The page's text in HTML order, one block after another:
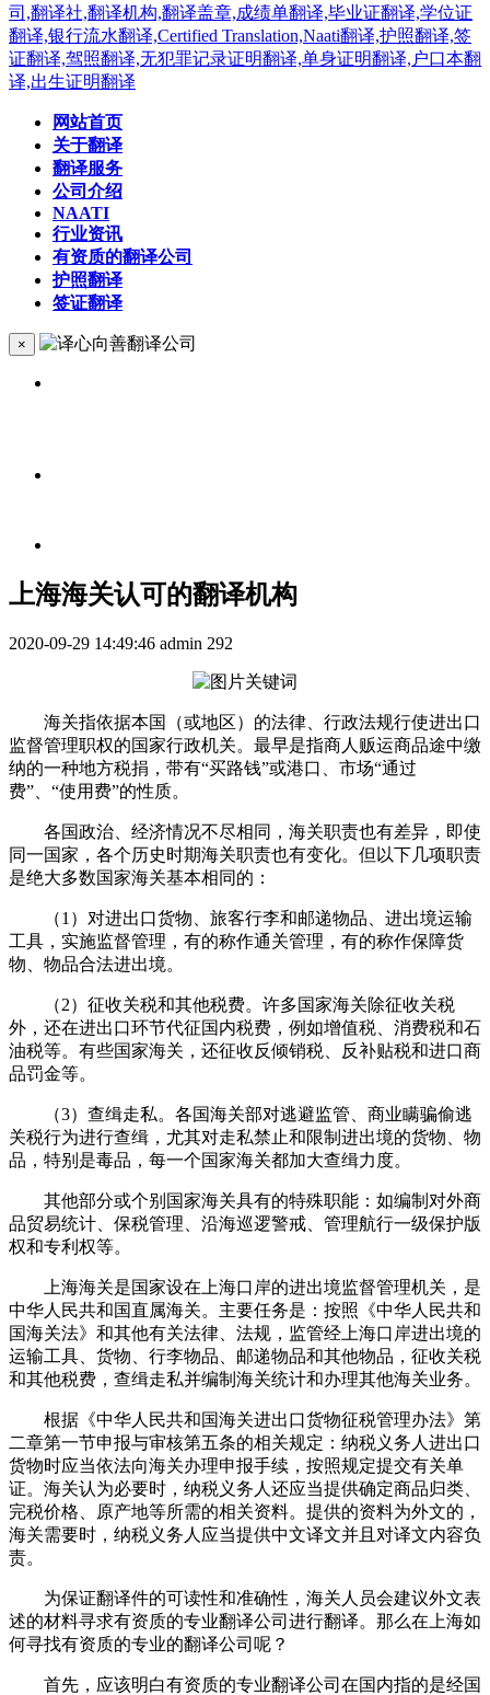
网站首页
关于翻译
翻译服务
公司介绍
NAATI
行业资讯
有资质的翻译公司
护照翻译
签证翻译
×
上海海关认可的翻译机构
2020-09-29 14:49:46 admin 292
海关指依据本国（或地区）的法律、行政法规行使进出口
监督管理职权的国家行政机关。最早是指商人贩运商品途中缴
纳的一种地方税捐，带有“买路钱”或港口、市场“通过
费”、“使用费”的性质。
各国政治、经济情况不尽相同，海关职责也有差异，即使
同一国家，各个历史时期海关职责也有变化。但以下几项职责
是绝大多数国家海关基本相同的：
（1）对进出口货物、旅客行李和邮递物品、进出境运输
工具，实施监督管理，有的称作通关管理，有的称作保障货
物、物品合法进出境。
（2）征收关税和其他税费。许多国家海关除征收关税
外，还在进出口环节代征国内税费，例如增值税、消费税和石
油税等。有些国家海关，还征收反倾销税、反补贴税和进口商
品罚金等。
（3）查缉走私。各国海关部对逃避监管、商业瞒骗偷逃
关税行为进行查缉，尤其对走私禁止和限制进出境的货物、物
品，特别是毒品，每一个国家海关都加大查缉力度。
其他部分或个别国家海关具有的特殊职能：如编制对外商
品贸易统计、保税管理、沿海巡逻警戒、管理航行一级保护版
权和专利权等。
上海海关是国家设在上海口岸的进出境监督管理机关，是
中华人民共和国直属海关。主要任务是：按照《中华人民共和
国海关法》和其他有关法律、法规，监管经上海口岸进出境的
运输工具、货物、行李物品、邮递物品和其他物品，征收关税
和其他税费，查缉走私并编制海关统计和办理其他海关业务。
根据《中华人民共和国海关进出口货物征税管理办法》第
二章第一节申报与审核第五条的相关规定：纳税义务人进出口
货物时应当依法向海关办理申报手续，按照规定提交有关单
证。海关认为必要时，纳税义务人还应当提供确定商品归类、
完税价格、原产地等所需的相关资料。提供的资料为外文的，
海关需要时，纳税义务人应当提供中文译文并且对译文内容负
责。
为保证翻译件的可读性和准确性，海关人员会建议外文表
述的材料寻求有资质的专业翻译公司进行翻译。那么在上海如
何寻找有资质的专业的翻译公司呢？
首先，应该明白有资质的专业翻译公司在国内指的是经国